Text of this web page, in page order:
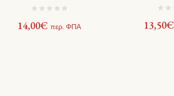
14,00€ περ. ΦΠΑ 13,50€